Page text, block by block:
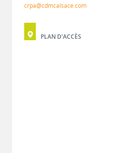
crpa@cdmcalsace.com
PLAN D'ACCÈS